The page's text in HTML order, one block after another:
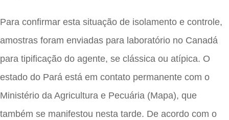
Para confirmar esta situação de isolamento e controle,
amostras foram enviadas para laboratório no Canadá
para tipificação do agente, se clássica ou atípica. O
estado do Pará está em contato permanente com o
Ministério da Agricultura e Pecuária (Mapa), que
também se manifestou nesta tarde. De acordo com o